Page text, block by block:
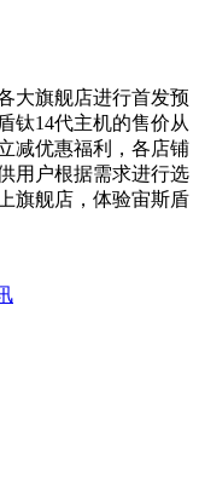
大旗舰店进行首发预
钛14代主机的售价从
减优惠福利，各店铺
用户根据需求进行选
旗舰店，体验宙斯盾